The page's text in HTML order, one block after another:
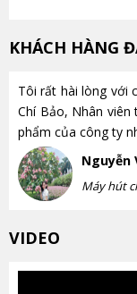
KHÁCH HÀNG
Tôi rất hài lòng với
Chí Bảo, Nhân
phẩm của công ty
Nguyễn
Máy hút
VIDEO